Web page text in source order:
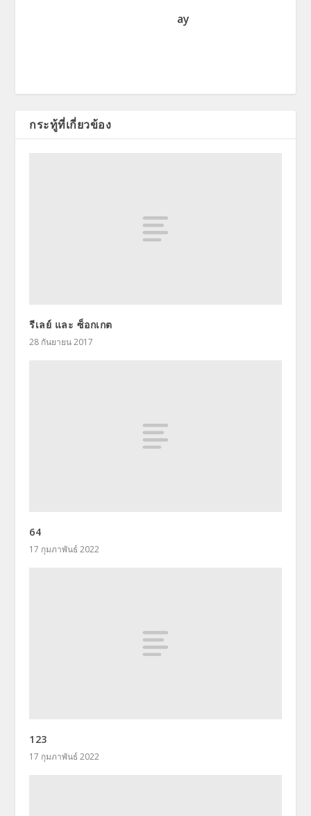
ay
กระทู้ที่เกี่ยวข้อง
รีเลย์ และ ซ็อกเกต
28 กันยายน 2017
64
17 กุมภาพันธ์ 2022
123
17 กุมภาพันธ์ 2022